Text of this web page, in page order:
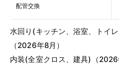
配管交換
水回り(キッチン、浴室、トイ
（2026年8月）
内装(全室クロス、建具)（2026